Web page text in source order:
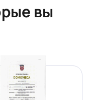
вы